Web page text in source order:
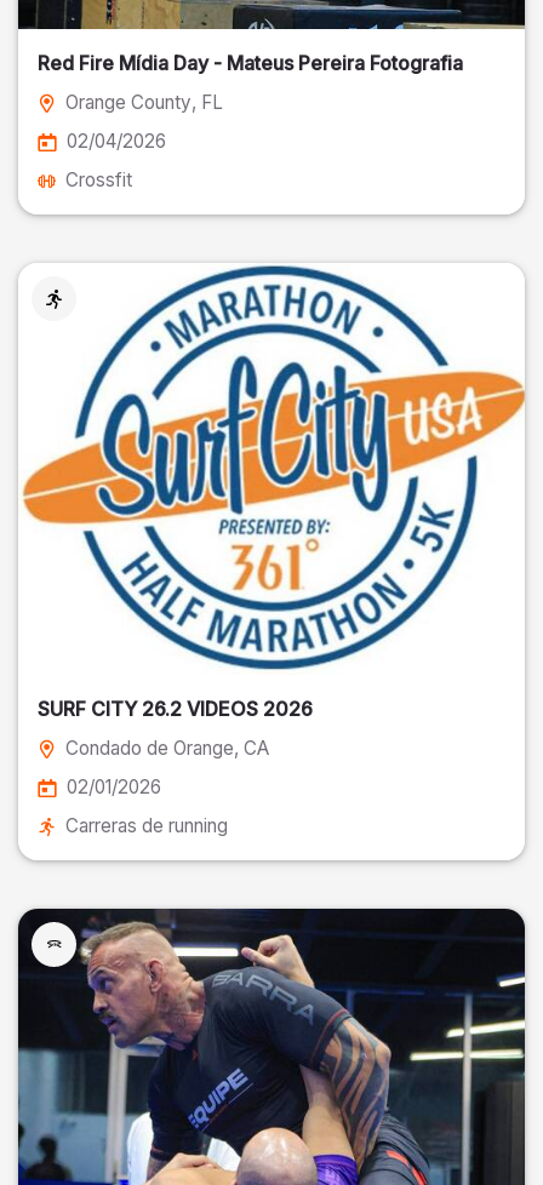
Red Fire Mídia Day - Mateus Pereira Fotografia
Orange County, FL
02/04/2026
Crossfit
SURF CITY 26.2 VIDEOS 2026
Condado de Orange, CA
02/01/2026
Carreras de running